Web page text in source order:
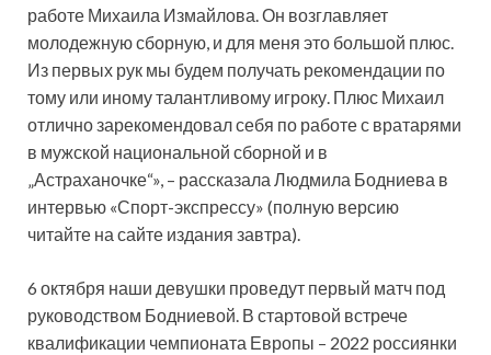
работе Михаила Измайлова. Он возглавляет
молодежную сборную, и для меня это большой плюс.
Из первых рук мы будем получать рекомендации по
тому или иному талантливому игроку. Плюс Михаил
отлично зарекомендовал себя по работе с вратарями
в мужской национальной сборной и в
„Астраханочке“», – рассказала Людмила Бодниева в
интервью «Спорт-экспрессу» (полную версию
читайте на сайте издания завтра).
6 октября наши девушки проведут первый матч под
руководством Бодниевой. В стартовой встрече
квалификации чемпионата Европы – 2022 россиянки